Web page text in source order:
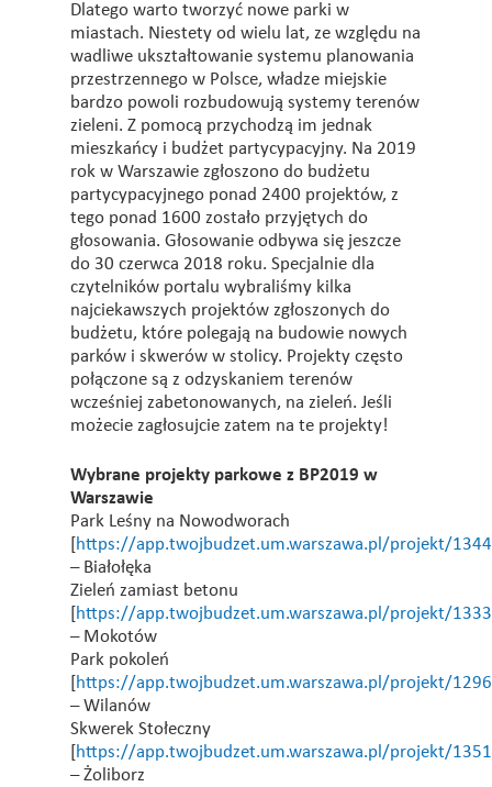
Dlatego warto tworzyć nowe parki w
miastach. Niestety od wielu lat, ze względu na
wadliwe ukształtowanie systemu planowania
przestrzennego w Polsce, władze miejskie
bardzo powoli rozbudowują systemy terenów
zieleni. Z pomocą przychodzą im jednak
mieszkańcy i budżet partycypacyjny. Na 2019
rok w Warszawie zgłoszono do budżetu
partycypacyjnego ponad 2400 projektów, z
tego ponad 1600 zostało przyjętych do
głosowania. Głosowanie odbywa się jeszcze
do 30 czerwca 2018 roku. Specjalnie dla
czytelników portalu wybraliśmy kilka
najciekawszych projektów zgłoszonych do
budżetu, które polegają na budowie nowych
parków i skwerów w stolicy. Projekty często
połączone są z odzyskaniem terenów
wcześniej zabetonowanych, na zieleń. Jeśli
możecie zagłosujcie zatem na te projekty!
Wybrane projekty parkowe z BP2019 w
Warszawie
Park Leśny na Nowodworach
https://app.twojbudzet.um.warszawa.pl/projekt/
– Białołęka
Zieleń zamiast betonu
https://app.twojbudzet.um.warszawa.pl/projekt/
– Mokotów
Park pokoleń
https://app.twojbudzet.um.warszawa.pl/projekt/
– Wilanów
Skwerek Stołeczny
https://app.twojbudzet.um.warszawa.pl/projekt/
– Żoliborz